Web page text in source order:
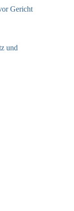
Gericht